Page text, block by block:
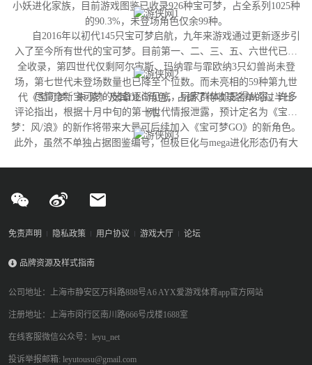
小妖进化家族，目前游戏图鉴已收录926种宝可梦，占全系列1025种
的90.3%，未登场角色仅余99种。
自2016年以初代145只宝可梦启航，九年来游戏通过更新逐步引
入了至今所有世代的宝可梦。目前第一、二、三、五、六世代已完
全收录，第四世代仅剩阿尔宙斯、玛纳霏与霏欧纳3只幻兽尚未登
场，第七世代未登场数量也已降至个位数。而未亮相的59种第九世
代《宝可梦：朱/紫》及其DLC角色，占据了待收录名单的过半比
例。
尽管全新宝可梦的储备逐渐见底，玩家群体却显得从容。许多
评论指出，根据十月中旬的第十世代情报泄露，预计定名为《宝可
梦：风/浪》的新作将带来大量可后续加入《宝可梦GO》的新角色。
此外，虽然不单独占据图鉴编号，但极巨化与mega进化形态仍有大
免责声明 隐私政策 用户协议 游戏大厅 论坛
品牌资源及样式指南
公司地址：上海市静安区万科路888号A6 AYX爱游戏体育app官方网站
注册地址：上海市闵行区南川路666号戊楼1688室
在线客服微信公众号：leyu_net
投诉举报邮箱: leyutousu@gmail.com